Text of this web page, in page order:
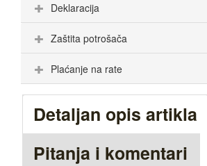
Deklaracija
Zaštita potrošača
Plaćanje na rate
Detaljan opis artikla
Pitanja i komentari